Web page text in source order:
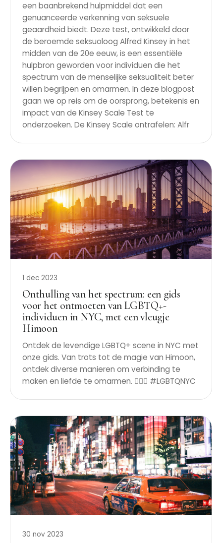
een baanbrekend hulpmiddel dat een
genuanceerde verkenning van seksuele
geaardheid biedt. Deze test, ontwikkeld door
de beroemde seksuoloog Alfred Kinsey in het
midden van de 20e eeuw, is een essentiële
hulpbron geworden voor individuen die het
spectrum van de menselijke seksualiteit beter
willen begrijpen en omarmen. In deze blogpost
gaan we op reis om de oorsprong, betekenis en
impact van de Kinsey Scale Test te
onderzoeken. De Kinsey Scale ontrafelen: Alfr
1 dec 2023
Onthulling van het spectrum: een gids
voor het ontmoeten van LGBTQ+-
individuen in NYC, met een vleugje
Himoon
Ontdek de levendige LGBTQ+ scene in NYC met
onze gids. Van trots tot de magie van Himoon,
ontdek diverse manieren om verbinding te
maken en liefde te omarmen. 🏳️‍🌈✨ #LGBTQNYC
30 nov 2023